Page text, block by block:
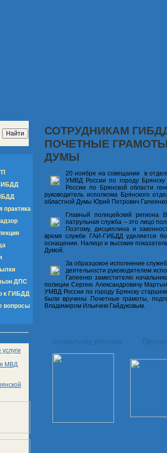
практика
ДПС
к ГИБДД
вопросы
СОТРУДНИКАМ
ПОЧЕТНЫЕ
ДУМЫ
20 ноября на совещании в
УМВД России по городу Брянску
России по Брянской области
руководитель исполкома Брянского
областной Думы Юрий Петрович
Главный полицейский региона
патрульная служба – это лицо
Поэтому, дисциплина и
время службе ГАИ-ГИБДД уделяется
оснащении. Налицо и высокие
Думой.
За образцовое исполнение
деятельности руководителем
Гапеенко заместителю
полиции Сергею Александровичу
УМВД России по городу Брянску
были вручены Почетные грамоты,
Владимиром Ильичем Гайдуковым.